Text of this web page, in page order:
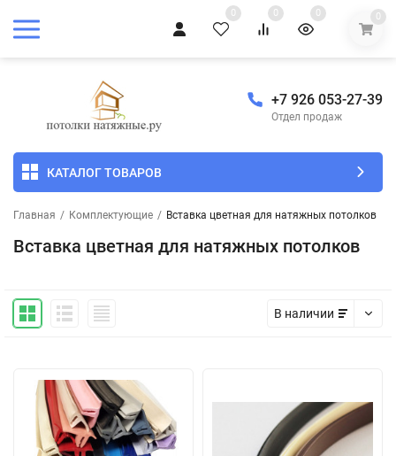
0 0 0 0
+7 926 053-27-39
Отдел продаж
КАТАЛОГ ТОВАРОВ
Главная / Комплектующие / Вставка цветная для натяжных потолков
Вставка цветная для натяжных потолков
В наличии